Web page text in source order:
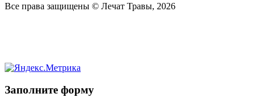
Все права защищены © Лечат Травы, 2026
Заполните форму